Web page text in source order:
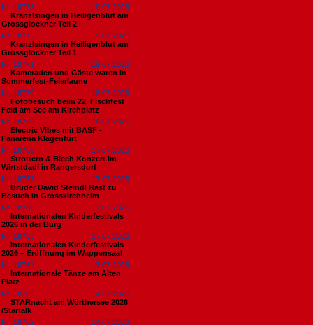
Nr. 18773
19.07.2026
Kranzlsingen in Heiligenblut am
Grossglockner Teil 2
Nr. 18772
19.07.2026
Kranzlsingen in Heiligenblut am
Grossglockner Teil 1
Nr. 18771
19.07.2026
Kameraden und Gäste waren in
Sommerfest-Feierlaune
Nr. 18770
18.07.2026
Fotobesuch beim 22. Fischfest
Feld am See am Kirchplatz
Nr. 18769
18.07.2026
Electric Vibes mit BASF -
Fanarena Klagenfurt
Nr. 18768
17.07.2026
Strottern & Blech Konzert im
Wirtstdadl in Rangersdorf
Nr. 18767
17.07.2026
Bruder David Steindl Rast zu
Besuch in Grosskirchheim
Nr. 18766
17.07.2026
Internationalen Kinderfestivals
2026 in der Burg
Nr. 18765
17.07.2026
Internationalen Kinderfestivals
2026 – Eröffnung im Wappensaal
Nr. 18764
17.07.2026
Internationale Tänze am Alten
Platz
Nr. 18763
14.07.2026
STARnacht am Wörthersee 2026
/Startalk
Nr. 18762
14.07.2026